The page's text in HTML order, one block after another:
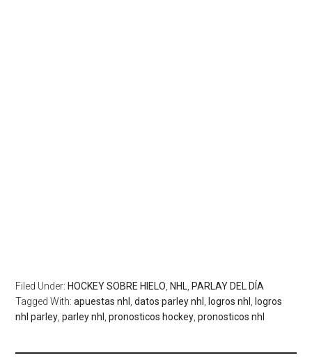
Filed Under: HOCKEY SOBRE HIELO, NHL, PARLAY DEL DÍA
Tagged With:apuestas nhl ,datos parley nhl , logros nhl , logros
nhl parley,parley nhl ,pronosticos hockey,pronosticos nhl